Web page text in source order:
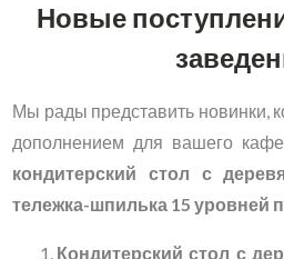
Новые
Мы рады представить новинки,
дополнением для вашего
кондитерский стол с
тележка-шпилька 15 уровней
Кондитерский стол с